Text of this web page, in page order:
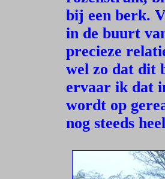
bij een berk.
in de buurt
precieze
wel zo dat dit
ervaar ik dat
wordt op
nog steeds